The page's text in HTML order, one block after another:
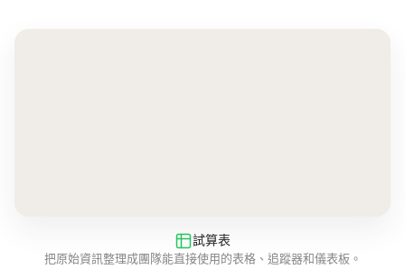
試算表
把原始資訊整理成團隊能直接使用的表格、追蹤器和儀表板。